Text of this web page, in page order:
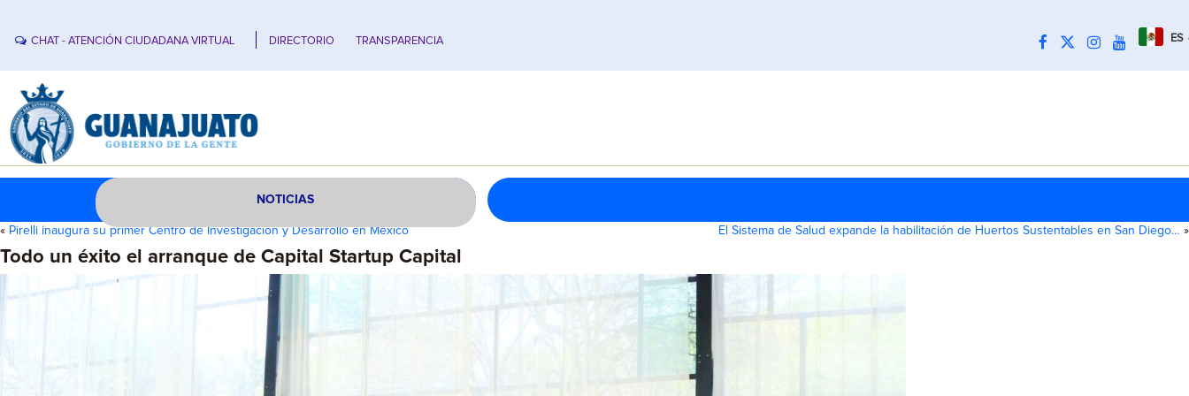
CHAT - ATENCIÓN CIUDADANA VIRTUAL DIRECTORIO TRANSPARENCIA ES
NOTICIAS
« Pirelli inaugura su primer Centro de Investigación y Desarrollo en México El Sistema de Salud expande la habilitación de Huertos Sustentables en San Diego… »
Todo un éxito el arranque de Capital Startup Capital